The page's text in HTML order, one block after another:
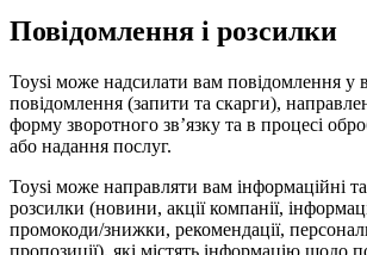
Повідомлення і розсилки
Toysi може надсилати вам повідомлення у
повідомлення (запити та скарги),
форму зворотного зв’язку та в процесі
або надання послуг.
Toysi може направляти вам інформаційні
розсилки (новини, акції компанії,
промокоди/знижки, рекомендації,
пропозиції), які містять інформацію щодо